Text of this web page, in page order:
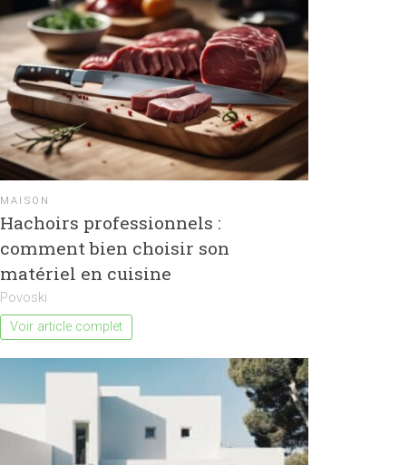
MAISON
Hachoirs professionnels :
comment bien choisir son
matériel en cuisine
Povoski
Voir article complet